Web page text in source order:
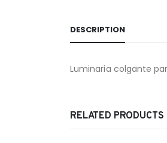
DESCRIPTION
Luminaria colgante
RELATED PRODUCTS